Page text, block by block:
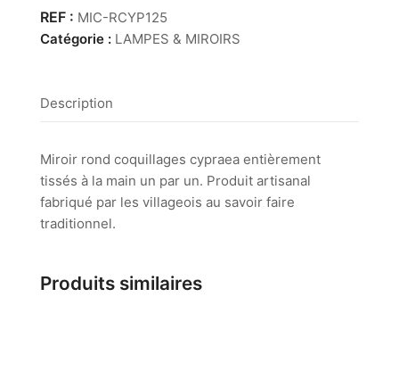
coquillages
cypraea
tissés
~1m25
MIC-RCYP125
Catégorie : LAMPES & MIROIRS
Description
Miroir rond coquillages cypraea entièrement
tissés à la main un par un. Produit artisanal
fabriqué par les villageois au savoir faire
traditionnel.
Produits similaires